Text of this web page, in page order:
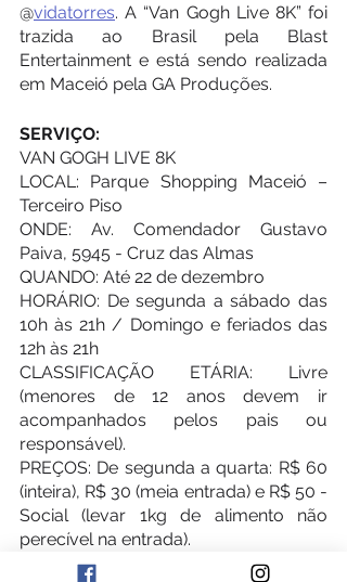
@vidatorres. A “Van Gogh Live 8K” foi
trazida ao Brasil pela Blast
Entertainment e está sendo realizada
em Maceió pela GA Produções.
SERVIÇO:
VAN GOGH LIVE 8K
LOCAL: Parque Shopping Maceió –
Terceiro Piso
ONDE: Av. Comendador Gustavo
Paiva, 5945 - Cruz das Almas
QUANDO: Até 22 de dezembro
HORÁRIO: De segunda a sábado das
10h às 21h / Domingo e feriados das
12h às 21h
CLASSIFICAÇÃO ETÁRIA: Livre
(menores de 12 anos devem ir
acompanhados pelos pais ou
responsável).
PREÇOS: De segunda a quarta: R$ 60
(inteira), R$ 30 (meia entrada) e R$ 50 -
Social (levar 1kg de alimento não
perecível na entrada).
De quinta a domingo: R$ 80 (inteira),